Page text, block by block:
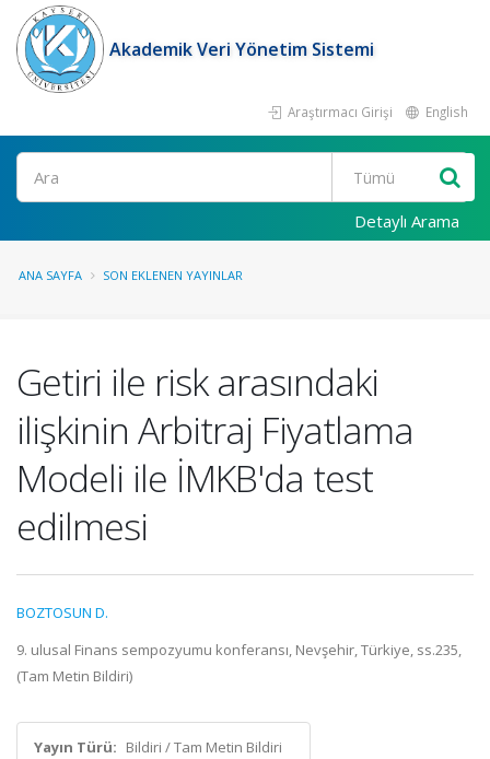
Akademik Veri Yönetim Sistemi
Araştırmacı Girişi English
Ara
Detaylı Arama
ANA SAYFA SON EKLENEN YAYINLAR
Getiri ile risk arasındaki
ilişkinin Arbitraj Fiyatlama
Modeli ile İMKB'da test
edilmesi
BOZTOSUN D.
9. ulusal Finans sempozyumu konferansı, Nevşehir, Türkiye, ss.235,
(Tam Metin Bildiri)
Yayın Türü: Bildiri / Tam Metin Bildiri